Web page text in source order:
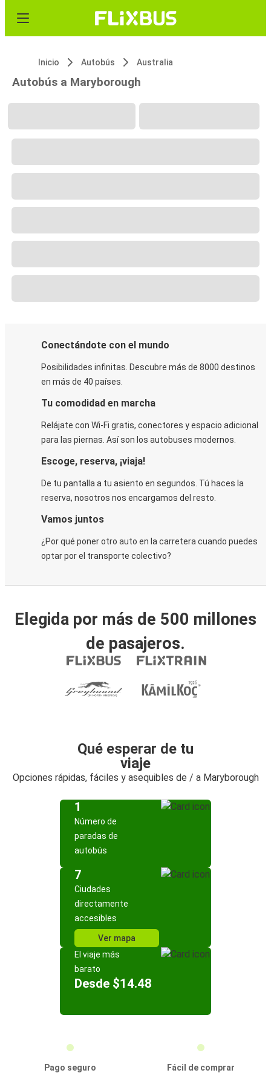
Inicio Autobús Australia
Autobús a Maryborough
Conectándote con el mundo
Posibilidades infinitas. Descubre más de 8000 destinos
en más de 40 países.
Tu comodidad en marcha
Relájate con Wi-Fi gratis, conectores y espacio adicional
para las piernas. Así son los autobuses modernos.
Escoge, reserva, ¡viaja!
De tu pantalla a tu asiento en segundos. Tú haces la
reserva, nosotros nos encargamos del resto.
Vamos juntos
¿Por qué poner otro auto en la carretera cuando puedes
optar por el transporte colectivo?
Elegida por más de 500 millones
de pasajeros.
Qué esperar de tu
viaje
Opciones rápidas, fáciles y asequibles de / a Maryborough
1
Número de
paradas de
autobús
7
Ciudades
directamente
accesibles
Ver mapa
El viaje más
barato
Desde $14.48
Pago seguro
Fácil de comprar